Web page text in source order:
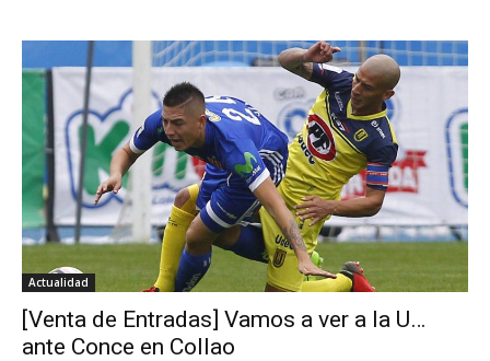
Actualidad
[Venta de Entradas] Vamos a ver a la U…
ante Conce en Collao